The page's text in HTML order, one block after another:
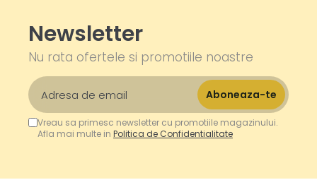
Newsletter
Nu rata ofertele si promotiile noastre
Vreau sa primesc newsletter cu promotiile magazinului.
Afla mai multe in Politica de Confidentialitate